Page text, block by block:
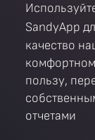
SandyApp
качество
комфортном
пользу,
отчетами